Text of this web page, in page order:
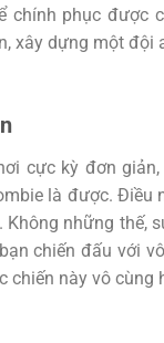
chính phục
xây dựng một
cực kỳ đơn
là được. Điều
những thế,
chiến đấu với
này vô cùng